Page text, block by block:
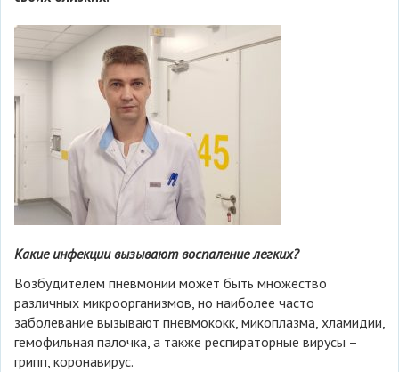
Какие инфекции вызывают воспаление легких?
Возбудителем пневмонии может быть множество
различных микроорганизмов, но наиболее часто
заболевание вызывают пневмококк, микоплазма, хламидии,
гемофильная палочка, а также респираторные вирусы –
грипп, коронавирус.